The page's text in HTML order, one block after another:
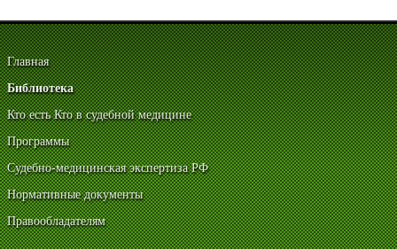
Главная
Библиотека
Кто есть Кто в судебной медицине
Программы
Судебно-медицинская экспертиза РФ
Нормативные документы
Правообладателям